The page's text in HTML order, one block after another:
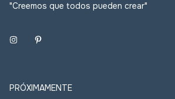
"Creemos que todos pueden crear"
PRÓXIMAMENTE